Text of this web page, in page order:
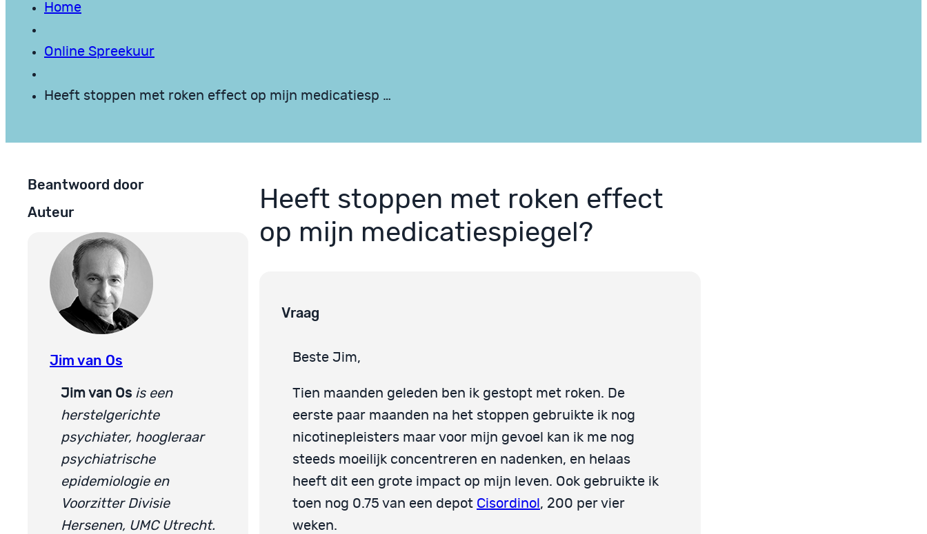
Home
Online Spreekuur
Heeft stoppen met roken effect op mijn medicatiesp …
Beantwoord door
Auteur
Jim van Os
Jim van Os is een
herstelgerichte
psychiater, hoogleraar
psychiatrische
epidemiologie en
Voorzitter Divisie
Hersenen, UMC Utrecht.
Heeft stoppen met roken effect
op mijn medicatiespiegel?
Vraag
Beste Jim,
Tien maanden geleden ben ik gestopt met roken. De
eerste paar maanden na het stoppen gebruikte ik nog
nicotinepleisters maar voor mijn gevoel kan ik me nog
steeds moeilijk concentreren en nadenken, en helaas
heeft dit een grote impact op mijn leven. Ook gebruikte ik
toen nog 0.75 van een depot Cisordinol , 200 per vier
weken.